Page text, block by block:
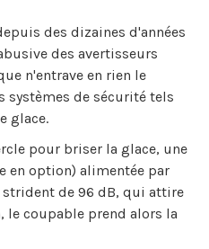
des dizaines d'années
des avertisseurs
n'entrave en rien le
systèmes de sécurité tels
glace.
pour briser la glace, une
en option) alimentée par
de 96 dB, qui attire
coupable prend alors la